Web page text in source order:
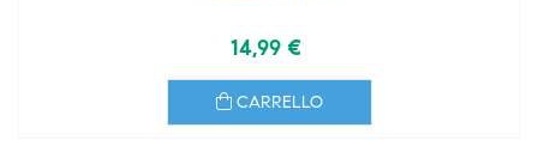
14,99 €
CARRELLO